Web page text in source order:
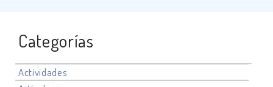
Categorías
Actividades